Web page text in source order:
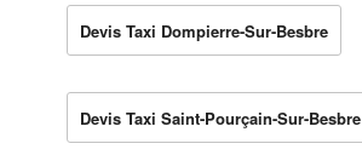
Devis Taxi Dompierre-Sur-Besbre
Devis Taxi Saint-Pourçain-Sur-Besbre